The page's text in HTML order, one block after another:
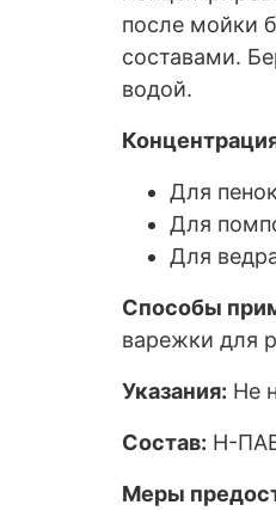
после мойки
составами.
водой.
Для
Для
Для
Способы
варежки для
Указания: Не
Состав: Н-
Меры